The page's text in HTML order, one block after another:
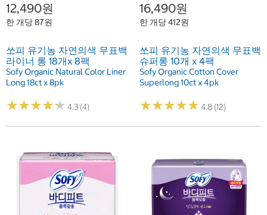
12,490원
한 개당 87원
쏘피 유기농 자연의색 무표백
라이너 롱 18개x 8팩
Sofy Organic Natural Color Liner
Long 18ct x 8pk
★★★★★
★★★★★ 4.3 (4)
16,490원
한 개당 412원
쏘피 유기농 자연의색 무표백
슈퍼롱 10개 x 4팩
Sofy Organic Cotton Cover
Superlong 10ct x 4pk
★★★★★
★★★★★ 4.8 (12)